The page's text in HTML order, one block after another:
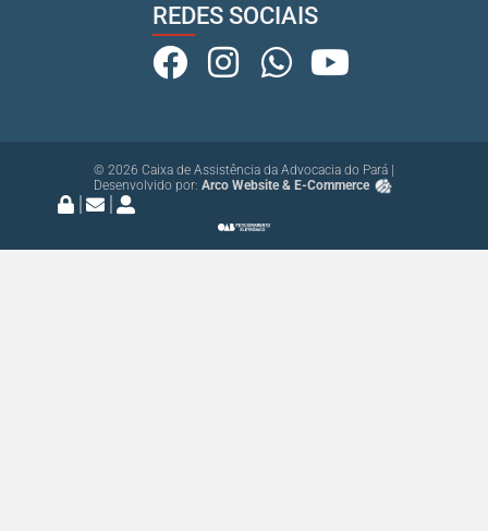
REDES SOCIAIS
© 2026 Caixa de Assistência da Advocacia do Pará |
Desenvolvido por: Arco Website & E-Commerce